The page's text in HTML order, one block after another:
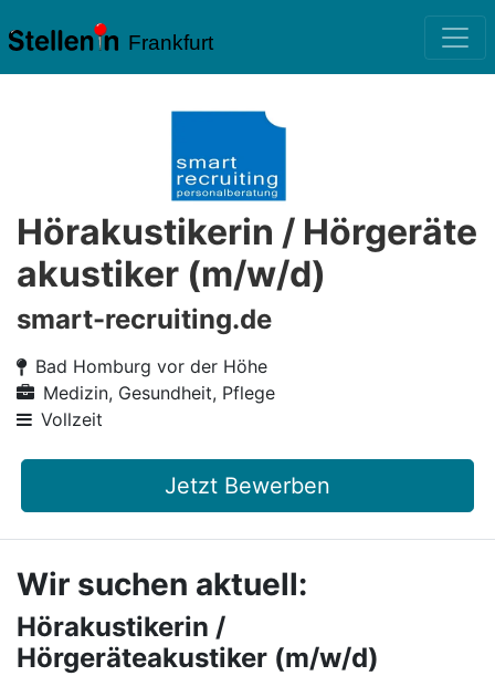
Frankfurt
Hörakustikerin / Hörgeräte
akustiker (m/w/d)
smart-recruiting.de
Bad Homburg vor der Höhe
Medizin, Gesundheit, Pflege
Vollzeit
Jetzt Bewerben
Wir suchen aktuell:
Hörakustikerin /
Hörgeräteakustiker (m/w/d)